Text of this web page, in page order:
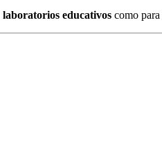
laboratorios educativos como para